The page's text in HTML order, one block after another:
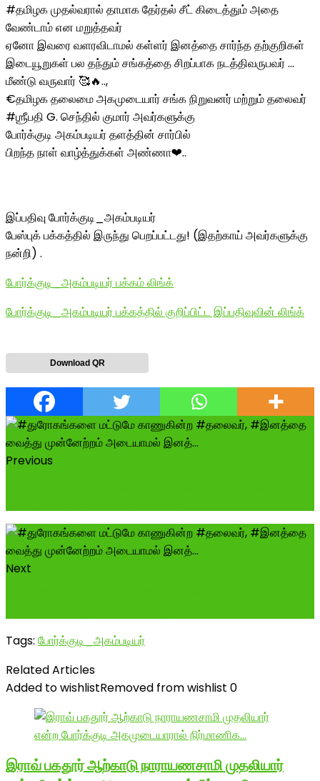
#தமிழக முதல்வரால் தாமாக தேர்தல் சீட் கிடைத்தும் அதை
வேண்டாம் என மறுத்தவர்
ஏனோ இவரை வளரவிடாமல் கள்ளர் இனத்தை சார்ந்த தற்குறிகள்
இடையூறுகள் பல தந்தும் சங்கத்தை சிறப்பாக நடத்திவருபவர் …
மீண்டு வருவார் 🥰🔥..,
€தமிழக தலைமை அகமுடையார் சங்க நிறுவனர் மற்றும் தலைவர்
#ஶ்ரீபதி G. செந்தில் குமார் அவர்களுக்கு
போர்க்குடி அகம்படியர் தளத்தின் சார்பில்
பிறந்த நாள் வாழ்த்துக்கள் அண்ணா❤..
இப்பதிவு போர்க்குடி_அகம்படியர்
பேஸ்புக் பக்கத்தில் இருந்து பெறப்பட்டது! (இதற்காய் அவர்களுக்கு
நன்றி) .
போர்க்குடி_அகம்படியர் பக்கம் லிங்க்
போர்க்குடி_அகம்படியர் பக்கத்தில் குறிப்பிட்ட இப்பதிவுவின் லிங்க்
Download QR
Previous
Next
Tags: போர்க்குடி_அகம்படியர்
Related Articles
Added to wishlistRemoved from wishlist 0
இராவ் பகதூர் ஆற்காடு நாராயணசாமி முதலியார்